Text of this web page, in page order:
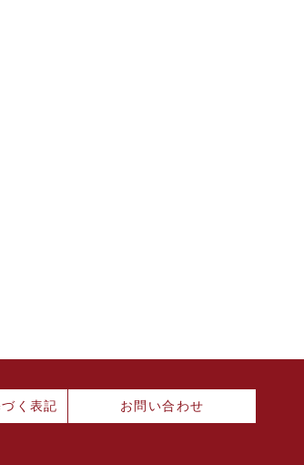
く表記 お問い合わせ